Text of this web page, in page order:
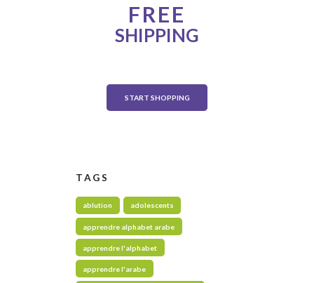
FREE
SHIPPING
START SHOPPING
TAGS
ablution adolescents
apprendre alphabet arabe
apprendre l'alphabet
apprendre l'arabe